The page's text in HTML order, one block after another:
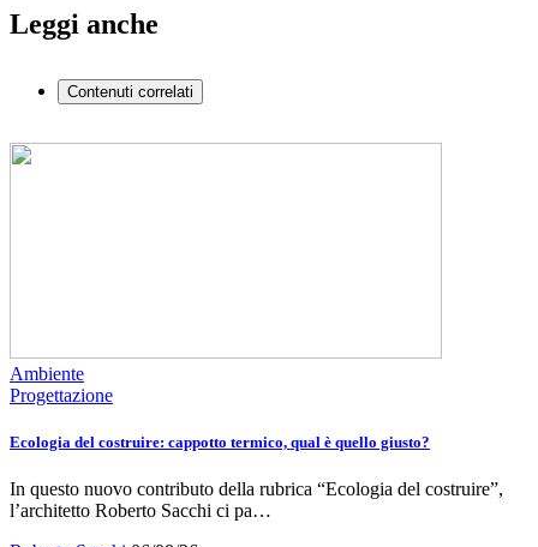
Leggi anche
Contenuti correlati
Ambiente
Progettazione
Ecologia del costruire: cappotto termico, qual è quello giusto?
In questo nuovo contributo della rubrica “Ecologia del costruire”,
l’architetto Roberto Sacchi ci pa…